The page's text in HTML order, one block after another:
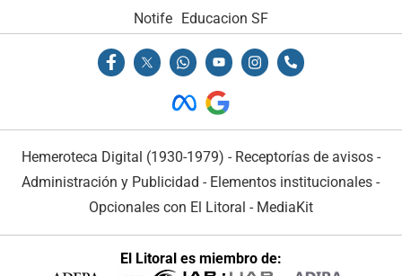
Notife
Educacion SF
Hemeroteca Digital (1930-1979) - Receptorías de avisos -
Administración y Publicidad - Elementos institucionales -
Opcionales con El Litoral - MediaKit
El Litoral es miembro de: